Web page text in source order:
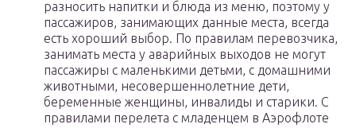
разносить напитки и блюда из меню, поэтому у
пассажиров, занимающих данные места, всегда
есть хороший выбор. По правилам перевозчика,
занимать места у аварийных выходов не могут
пассажиры с маленькими детьми, с домашними
животными, несовершеннолетние дети,
беременные женщины, инвалиды и старики. С
правилами перелета с младенцем в Аэрофлоте